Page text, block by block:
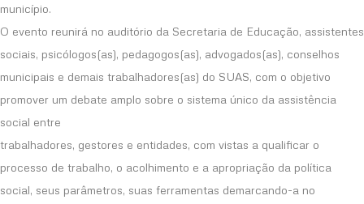
município.
O evento reunirá no auditório da Secretaria de Educação, assistentes
sociais, psicólogos(as), pedagogos(as), advogados(as), conselhos
municipais e demais trabalhadores(as) do SUAS, com o objetivo
promover um debate amplo sobre o sistema único da assistência
social entre
trabalhadores, gestores e entidades, com vistas a qualificar o
processo de trabalho, o acolhimento e a apropriação da política
social, seus parâmetros, suas ferramentas demarcando-a no